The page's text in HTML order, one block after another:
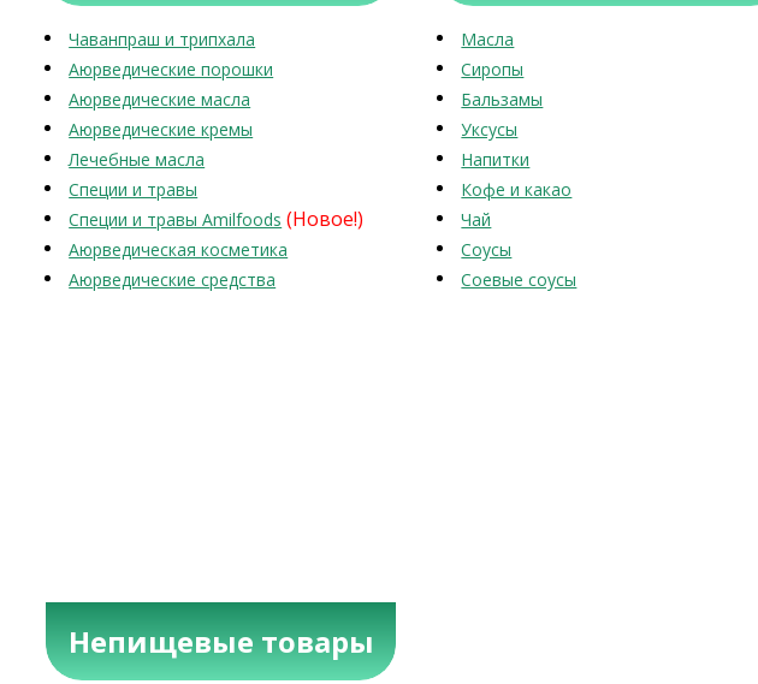
Чаванпраш и трипхала
Аюрведические порошки
Аюрведические масла
Аюрведические кремы
Лечебные масла
Специи и травы
Специи и травы Amilfoods (Новое!)
Аюрведическая косметика
Аюрведические средства
Масла
Сиропы
Бальзамы
Уксусы
Напитки
Кофе и какао
Чай
Соусы
Соевые соусы
Непищевые товары